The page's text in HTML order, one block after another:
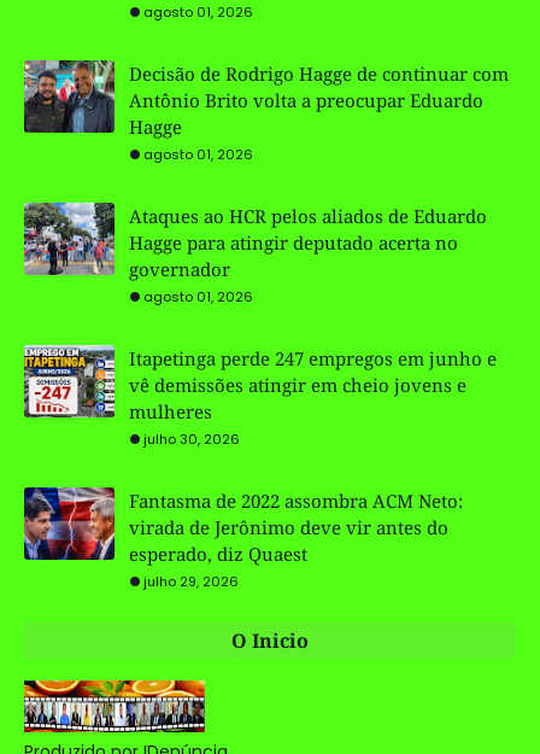
agosto 01, 2026
Decisão de Rodrigo Hagge de continuar com
Antônio Brito volta a preocupar Eduardo
Hagge
agosto 01, 2026
Ataques ao HCR pelos aliados de Eduardo
Hagge para atingir deputado acerta no
governador
agosto 01, 2026
Itapetinga perde 247 empregos em junho e
vê demissões atingir em cheio jovens e
mulheres
julho 30, 2026
Fantasma de 2022 assombra ACM Neto:
virada de Jerônimo deve vir antes do
esperado, diz Quaest
julho 29, 2026
O Inicio